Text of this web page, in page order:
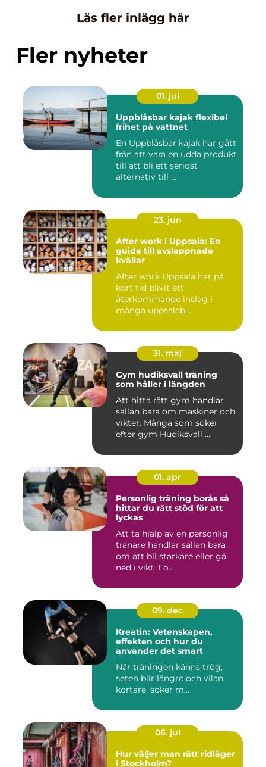
Läs fler inlägg här
Fler nyheter
01. jul
Uppblåsbar kajak flexibel
frihet på vattnet
En Uppblåsbar kajak har gått
från att vara en udda produkt
till att bli ett seriöst
alternativ till ...
23. jun
After work i Uppsala: En
guide till avslappnade
kvällar
After work Uppsala har på
kort tid blivit ett
återkommande inslag i
många uppsalab...
31. maj
Gym hudiksvall träning
som håller i längden
Att hitta rätt gym handlar
sällan bara om maskiner och
vikter. Många som söker
efter gym Hudiksvall ...
01. apr
Personlig träning borås så
hittar du rätt stöd för att
lyckas
Att ta hjälp av en personlig
tränare handlar sällan bara
om att bli starkare eller gå
ned i vikt. Fö...
09. dec
Kreatin: Vetenskapen,
effekten och hur du
använder det smart
När träningen känns trög,
seten blir längre och vilan
kortare, söker m...
06. jul
Hur väljer man rätt ridläger
i Stockholm?